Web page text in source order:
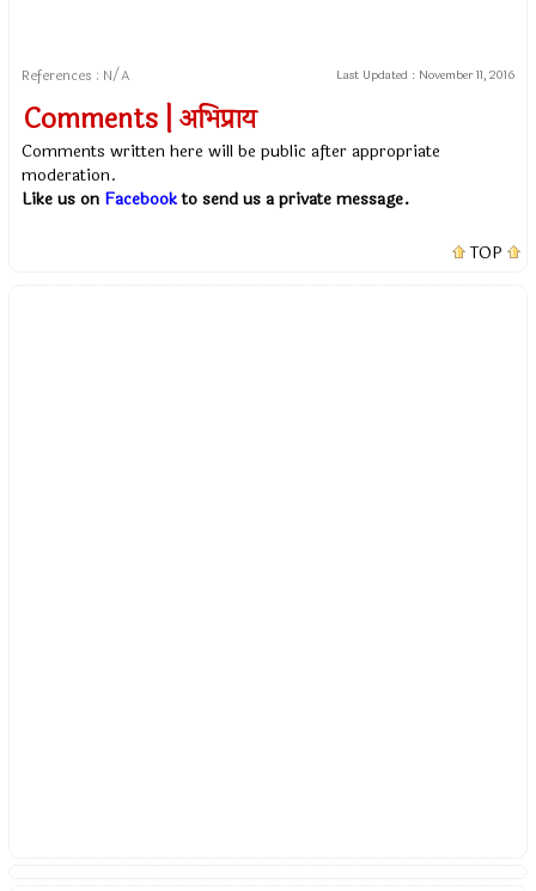
References : N/A Last Updated : November 11, 2016
Comments | अभिप्राय
Comments written here will be public after appropriate
moderation.
Like us on Facebookto send us a private message.
TOP